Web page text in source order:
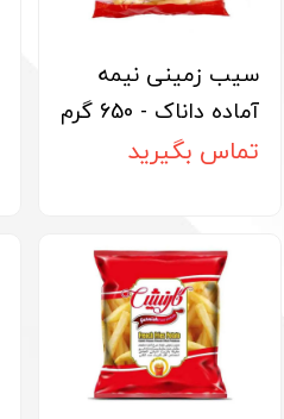
سیب زمینی نیمه
آماده داناک - 650 گرم
تماس بگیرید